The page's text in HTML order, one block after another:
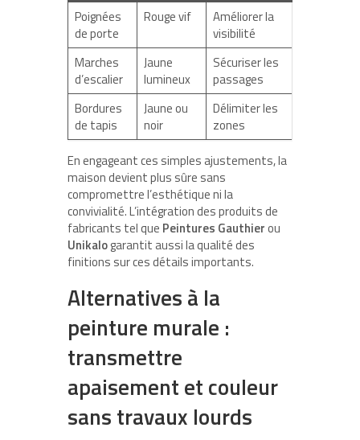
Poignées
de porte
Rouge vif
Améliorer la
visibilité
Marches
d’escalier
Jaune
lumineux
Sécuriser les
passages
Bordures
de tapis
Jaune ou
noir
Délimiter les
zones
En engageant ces simples ajustements, la
maison devient plus sûre sans
compromettre l’esthétique ni la
convivialité. L’intégration des produits de
fabricants tel que Peintures Gauthierou
Unikalogarantit aussi la qualité des
finitions sur ces détails importants.
Alternatives à la
peinture murale :
transmettre
apaisement et couleur
sans travaux lourds